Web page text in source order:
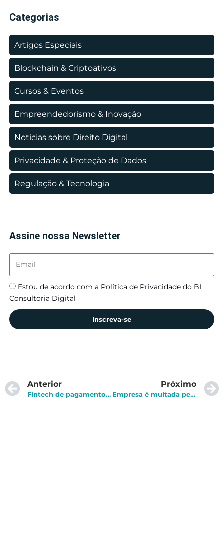
Categorias
Artigos Especiais
Blockchain & Criptoativos
Cursos & Eventos
Empreendedorismo & Inovação
Noticias sobre Direito Digital
Privacidade & Proteção de Dados
Regulação & Tecnologia
Assine nossa Newsletter
Estou de acordo com a Política de Privacidade do BL
Consultoria Digital
Inscreva-se
Anterior
Fintech de pagamentos é vendida por 245 milhões de Euros
Próximo
Empresa é multada pela CVM por ICO sem autorização